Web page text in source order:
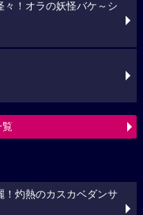
々！オラの妖怪バケ～シ
！灼熱のカスカベダンサ